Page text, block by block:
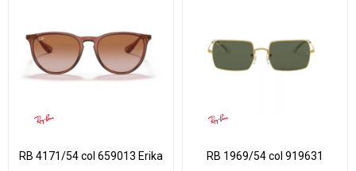
RB 4171/54 col 659013 Erika RB 1969/54 col 919631